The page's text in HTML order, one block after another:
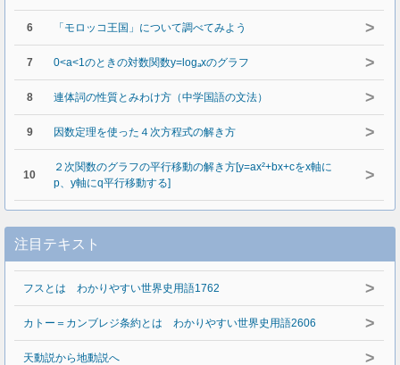
6 「モロッコ王国」について調べてみよう >
7 0<a<1のときの対数関数y=logₐxのグラフ >
8 連体詞の性質とみわけ方（中学国語の文法） >
9 因数定理を使った４次方程式の解き方 >
10
２次関数のグラフの平行移動の解き方[y=ax²+bx+cをx軸に
p、y軸にq平行移動する]
>
注目テキスト
フスとは わかりやすい世界史用語1762 >
カトー＝カンブレジ条約とは わかりやすい世界史用語2606 >
天動説から地動説へ >